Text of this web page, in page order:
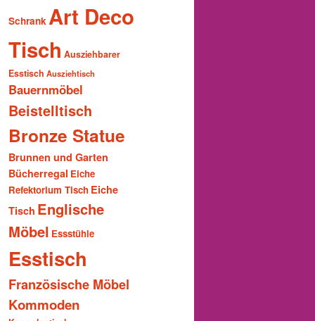
Schrank Art Deco
Tisch Ausziehbarer
Esstisch Ausziehtisch
Bauernmöbel
Beistelltisch
Bronze Statue
Brunnen und Garten
Bücherregal Eiche
Refektorium Tisch Eiche
Tisch Englische
Möbel Essstühle
Esstisch
Französische Möbel
Kommoden